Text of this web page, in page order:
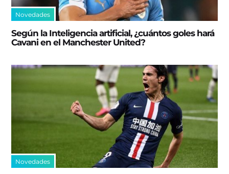
Novedades
Según la Inteligencia artificial, ¿cuántos goles hará
Cavani en el Manchester United?
Novedades